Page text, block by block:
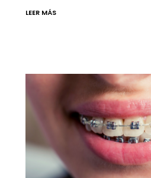
LEER MÁS